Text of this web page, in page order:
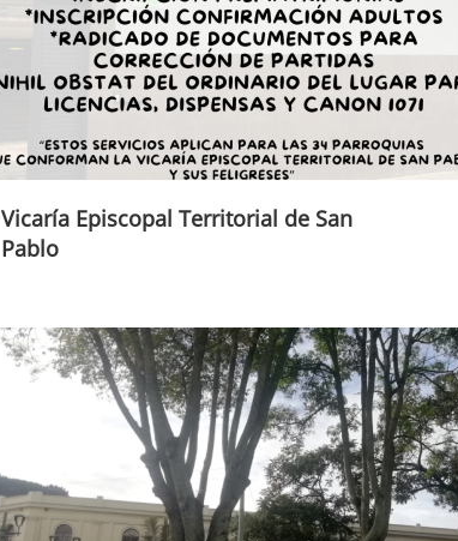
Vicaría Episcopal Territorial de San
Pablo